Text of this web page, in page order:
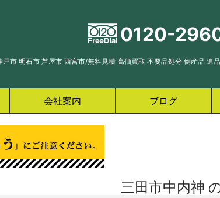
0120-
市 明石市 芦屋市 西宮市/無料見積 高価買取 不要品処分 倒産品 遺品
会社案内 ブログ
三田市中内神